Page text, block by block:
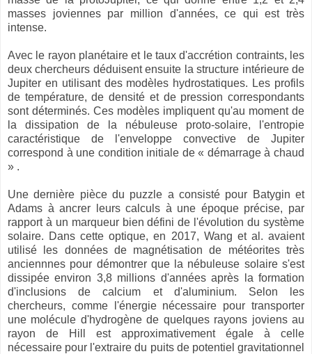
masses joviennes par million d'années, ce qui est très
intense.
Avec le rayon planétaire et le taux d'accrétion contraints, les
deux chercheurs déduisent ensuite la structure intérieure de
Jupiter en utilisant des modèles hydrostatiques. Les profils
de température, de densité et de pression correspondants
sont déterminés. Ces modèles impliquent qu'au moment de
la dissipation de la nébuleuse proto-solaire, l'entropie
caractéristique de l'enveloppe convective de Jupiter
correspond à une condition initiale de « démarrage à chaud
» .
Une dernière pièce du puzzle a consisté pour Batygin et
Adams à ancrer leurs calculs à une époque précise, par
rapport à un marqueur bien défini de l'évolution du système
solaire. Dans cette optique, en 2017, Wang et al. avaient
utilisé les données de magnétisation de météorites très
anciennnes pour démontrer que la nébuleuse solaire s'est
dissipée environ 3,8 millions d'années après la formation
d'inclusions de calcium et d'aluminium. Selon les
chercheurs, comme l'énergie nécessaire pour transporter
une molécule d'hydrogène de quelques rayons joviens au
rayon de Hill est approximativement égale à celle
nécessaire pour l'extraire du puits de potentiel gravitationnel